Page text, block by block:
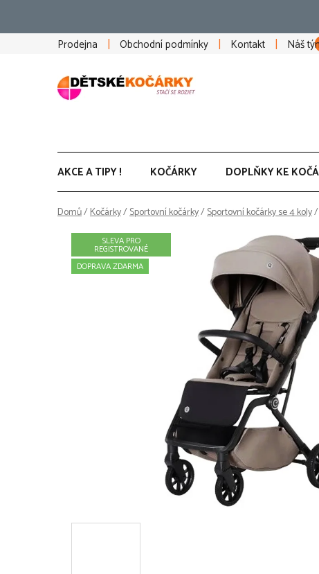
obsah
Prodejna
Obchodní podmínky Kontakt Náš
AKCE A TIPY ! KOČÁRKY DOPLŇKY KE
Domů/Kočárky/Sportovní kočárky/Sportovní kočárky se 4 koly/
SLEVA PRO
REGISTROVANÉ
DOPRAVA ZDARMA